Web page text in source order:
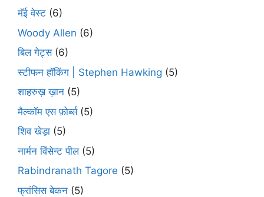
मॅई वेस्ट (6)
Woody Allen (6)
बिल गेट्स(6)
स्टीफन हॉकिंग | Stephen Hawking (5)
शाहरुख़ ख़ान (5)
मैल्कॉम एस फ़ोर्ब्स(5)
शिव खेड़ा (5)
नार्मन विंसेन्ट पील(5)
Rabindranath Tagore (5)
फ्रांसिस बेकन (5)